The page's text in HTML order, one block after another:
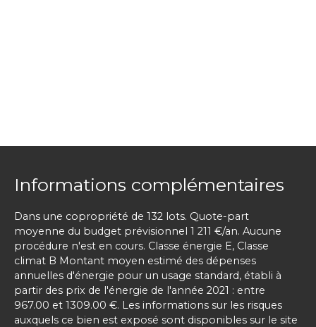
Informations complémentaires
Dans une copropriété de 132 lots. Quote-part
moyenne du budget prévisionnel 1 211 €/an. Aucune
procédure n'est en cours. Classe énergie E, Classe
climat B Montant moyen estimé des dépenses
annuelles d'énergie pour un usage standard, établi à
partir des prix de l'énergie de l'année 2021 : entre
967.00 et 1309.00 €. Les informations sur les risques
auxquels ce bien est exposé sont disponibles sur le site